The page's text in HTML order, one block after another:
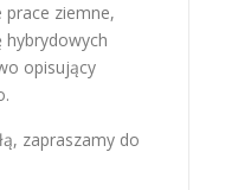
prace ziemne,
hybrydowych
opisujący
zapraszamy do